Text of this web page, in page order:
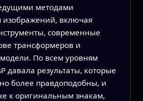
методами
изображений, включая
современные
трансформеров и
По всем уровням
давала результаты, которые
более правдоподобны, и
к оригинальным знакам,